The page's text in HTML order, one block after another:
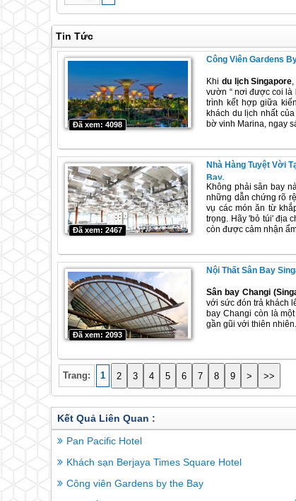
Tin Tức
Khidu lịch Singapore
vườn “ nơi được coi là
trình kết hợp giữa
khách du lịch nhất
bờ vinh Marina, ngay
Đã xem: 4098
Công Viên Gardens
Không phải sân bay
những dẫn chứng rõ
vụ các món ăn từ
trọng. Hãy 'bỏ túi' địa
còn được cảm nhận
Đã xem: 2467
Nhà Hàng Tuyệt Vời
Bay.
Sân bay Changi
với sức đón trả khách
bay Changi còn là
gần gũi với thiên nhiên.
Đã xem: 2093
Nội Thất Sân Bay
Trang: 1 2 3 4 5 6 7 8 9 > >>
Kết Quả Liên Quan :
Pan Pacific Hotel
Khách sạn Berjaya Times Square Hotel
Công viên Gardens by the Bay